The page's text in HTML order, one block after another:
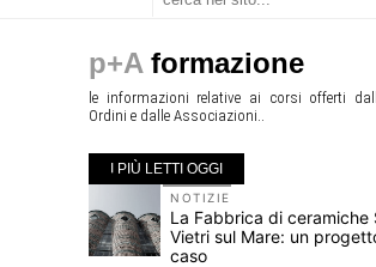
p+A formazione
le informazioni relative ai corsi offerti
Ordini e dalle Associazioni..
I PIÙ LETTI OGGI
per
servizi
NOTIZIE
La Fabbrica di ceramiche
Vietri sul Mare: un
caso